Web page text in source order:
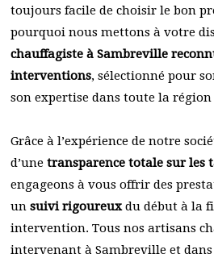
toujours facile de choisir le bon
pourquoi nous mettons à votre
chauffagiste à Sambreville
interventions, sélectionné pour
son expertise dans toute la
Grâce à l’expérience de notre
d’une transparence totale sur les
engageons à vous offrir des
un suivi rigoureuxdu début à la
intervention. Tous nos artisans
intervenant à Sambreville et dans